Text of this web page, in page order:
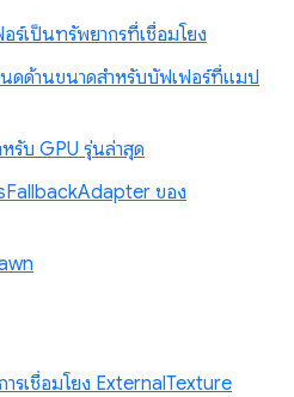
ร์เป็นทรัพยากรที่เชื่อมโยง
ดด้านขนาดสำหรับบัฟเฟอร์ที่แมป
รับ GPU รุ่นล่าสุด
ของ
รเชื่อมโยง ExternalTexture